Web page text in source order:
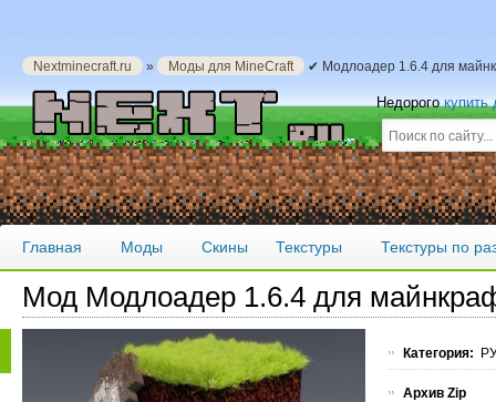
Nextminecraft.ru » Моды для MineCraft ✔ Модлоадер 1.6.4 для
Недорогокупить
Главная Моды Скины Текстуры Текстуры по
Мод Модлоадер 1.6.4 для
Категория:
Архив Zip